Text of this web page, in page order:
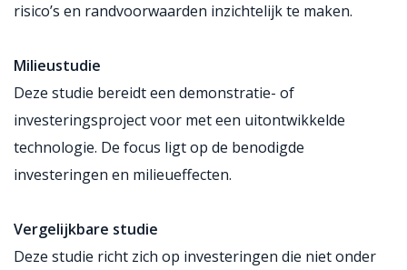
risico’s en randvoorwaarden inzichtelijk te maken.
Milieustudie
Deze studie bereidt een demonstratie- of
investeringsproject voor met een uitontwikkelde
technologie. De focus ligt op de benodigde
investeringen en milieueffecten.
Vergelijkbare studie
Deze studie richt zich op investeringen die niet onder